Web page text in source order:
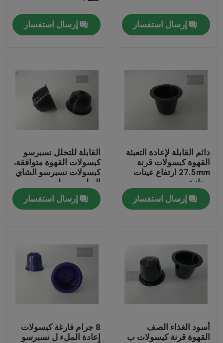
المنتجات
فيديوهات
عنّا
جولة في المصنع
مراقبة الجودة
أخبار
اطلب اقتباس
البلاستيك صنبور قبعات
غطاء زجاجة بلاستيكية
إرسال استفسار إرسال استفسار
دائم القابلة لإعادة التعبئة
القهوة كبسولات قرنة
27.5mm ارتفاع عينات
مجانية
إرسال استفسار
القابلة للتحلل نسبرسو
كبسولات القهوة متوافقة،
كبسولات نسبرسو الشاي
البولي بروبيلين
إرسال استفسار
أسود الغذاء الصف
القهوة قرنة كبسولات ب
8 جرام فارغة كبسولات
إعادة الملء ل نسبرسو